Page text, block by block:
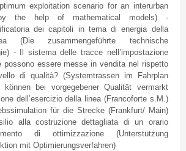
exploitation scenario for an interurban
the help of mathematical models) -
dei capitoli in tema di energia della
(Diezusammengeführte
technische
) - Il sistema delle tracce nell’impostazione
possono essere messe in vendita nel rispetto
di qualità? (Systemtrassen im
Fahrplan
können bei vorgegebener Qualität vermarkt
dell’esercizio della linea(Francofortes.M.)
fürdie Strecke(Frankfurt/ Main)
alla costruzione dettagliata di un orario
di ottimizzazione(Unterstützung
mit Optimierungsverfahren)